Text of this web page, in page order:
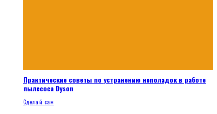
Практические советы по устранению неполадок в работе
пылесоса Dyson
Сделай сам